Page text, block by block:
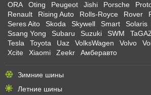
ORA
Oting Peugeot Jishi Porsche
Renault
Rising Auto Rolls-Royce Rover
Seres Aito
Skoda Skywell Smart Solaris
Ssang Yong
Subaru Suzuki SWM
Tesla
Toyota Uaz VolksWagen Volvo
Xcite
Xiaomi Zeekr Амберавто
Зимние шины
Летние шины